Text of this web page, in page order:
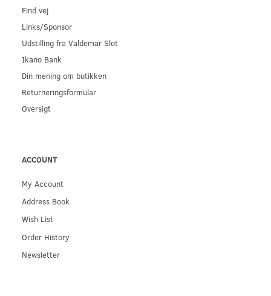
Find vej
Links/Sponsor
Udstilling fra Valdemar Slot
Ikano Bank
Din mening om butikken
Returneringsformular
Oversigt
ACCOUNT
My Account
Address Book
Wish List
Order History
Newsletter